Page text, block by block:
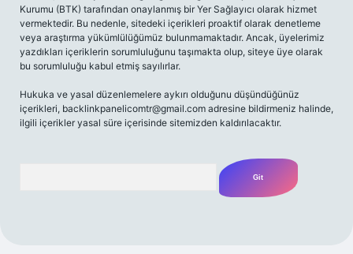
Kurumu (BTK) tarafından onaylanmış bir Yer Sağlayıcı olarak hizmet
vermektedir. Bu nedenle, sitedeki içerikleri proaktif olarak denetleme
veya araştırma yükümlülüğümüz bulunmamaktadır. Ancak, üyelerimiz
yazdıkları içeriklerin sorumluluğunu taşımakta olup, siteye üye olarak
bu sorumluluğu kabul etmiş sayılırlar.
Hukuka ve yasal düzenlemelere aykırı olduğunu düşündüğünüz
içerikleri, backlinkpanelicomtr@gmail.com adresine bildirmeniz halinde,
ilgili içerikler yasal süre içerisinde sitemizden kaldırılacaktır.